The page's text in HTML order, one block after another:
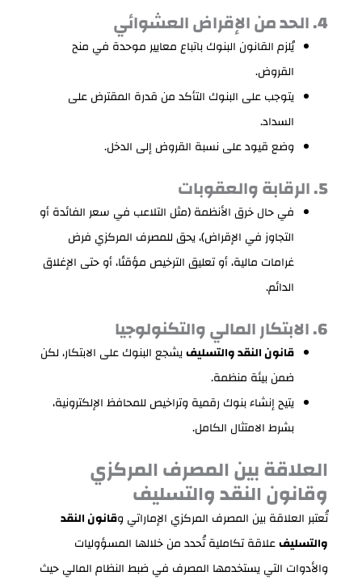
4. الحد من الإقراض العشوائي
يُلزم القانون البنوك باتباع معايير موحدة في منح
القروض.
يتوجب على البنوك التأكد من قدرة المقترض على
السداد.
وضع قيود على نسبة القروض إلى الدخل.
5. الرقابة والعقوبات
في حال خرق الأنظمة (مثل التلاعب في سعر الفائدة أو
التجاوز في الإقراض)، يحق للمصرف المركزي فرض
غرامات مالية، أو تعليق الترخيص مؤقتًا، أو حتى الإغلاق
الدائم.
6. الابتكار المالي والتكنولوجيا
قانون النقد والتسليفيشجع البنوك على الابتكار، لكن
ضمن بيئة منظمة.
يتيح إنشاء بنوك رقمية وتراخيص للمحافظ الإلكترونية،
بشرط الامتثال الكامل.
العلاقة بين المصرف المركزي
وقانون النقد والتسليف
تُعتبر العلاقة بين المصرف المركزي الإماراتي وقانون النقد
والتسليفعلاقة تكاملية تُحدد من خلالها المسؤوليات
والأدوات التي يستخدمها المصرف في ضبط النظام المالي حيث